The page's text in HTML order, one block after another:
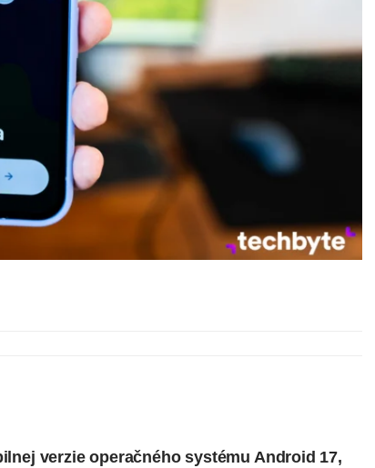
verzie operačného systému Android 17,